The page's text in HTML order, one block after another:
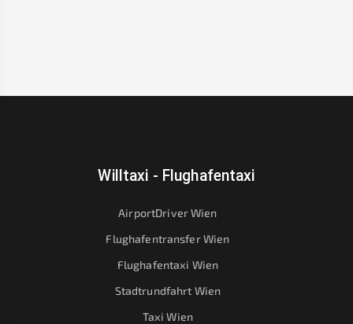
Willtaxi - Flughafentaxi
AirportDriver Wien
Flughafentransfer Wien
Flughafentaxi Wien
Stadtrundfahrt Wien
Taxi Wien